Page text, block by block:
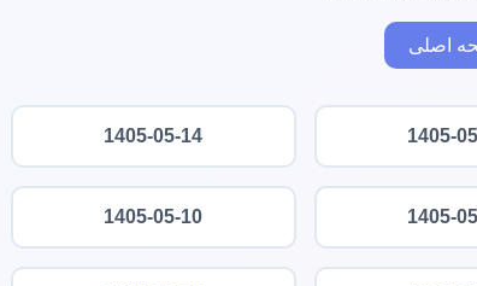
اصلی
1405-
1405-05-14
1405-
1405-05-10